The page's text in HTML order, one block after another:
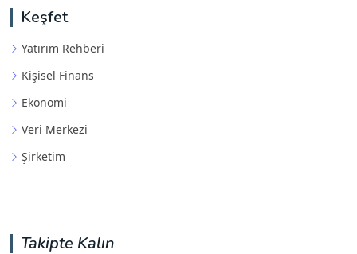
Keşfet
Yatırım Rehberi
Kişisel Finans
Ekonomi
Veri Merkezi
Şirketim
Takipte Kalın